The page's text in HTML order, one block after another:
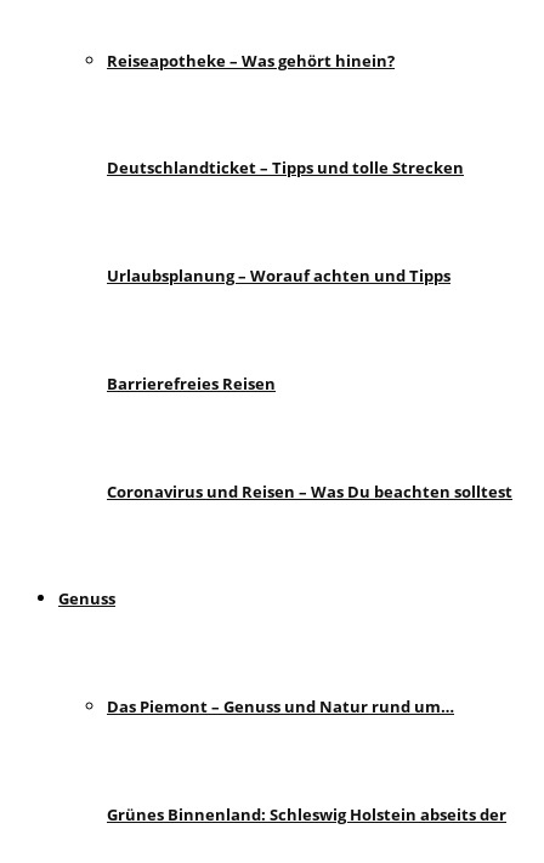
Reiseapotheke – Was gehört hinein?
Deutschlandticket – Tipps und tolle Strecken
Urlaubsplanung – Worauf achten und Tipps
Barrierefreies Reisen
Coronavirus und Reisen – Was Du beachten solltest
Genuss
Das Piemont – Genuss und Natur rund um…
Grünes Binnenland: Schleswig Holstein abseits der